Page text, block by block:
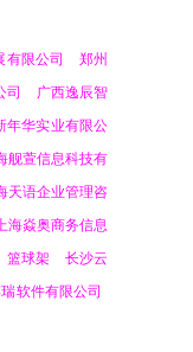
有限公司
郑州
司
广西逸辰智
年华实业有限公
舰萱信息科技有
天语企业管理咨
海焱奥商务信息
篮球架
长沙云
软件有限公司